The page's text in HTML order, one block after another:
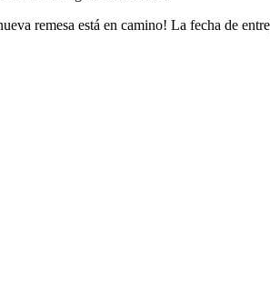
remesa está en camino! La fecha de